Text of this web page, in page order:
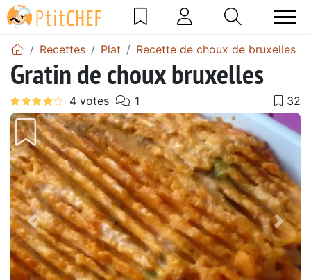
Recettes Plat Recette de choux de bruxelles
Gratin de choux bruxelles
Précédent